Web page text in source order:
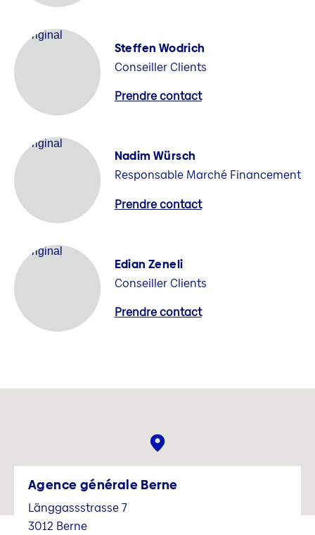
Steffen Wodrich
Conseiller Clients
Prendre contact
Nadim Würsch
Responsable Marché Financement
Prendre contact
Edian Zeneli
Conseiller Clients
Prendre contact
Agence générale Berne
Länggassstrasse 7
3012 Berne